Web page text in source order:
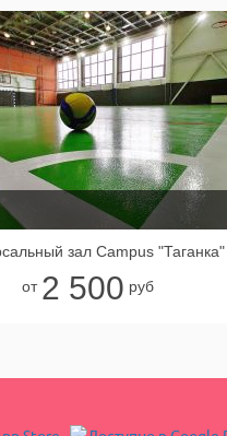
зал Campus "Таганка"
от 2 500 руб